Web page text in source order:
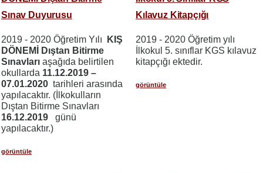
Sınav Duyurusu
2019 - 2020 Öğretim Yılı
KIŞ
DÖNEMİ Dıştan Bitirme
Sınavları aşağıda belirtilen
okullarda 11.12.2019 –
07.01.2020 tarihleri arasında
yapılacaktır. (İlkokulların
Dıştan Bitirme Sınavları
16.12.2019 günü
yapılacaktır.)
görüntüle
Kılavuz Kitapçığı
2019 - 2020 Öğretim yılı
İlkokul 5. sınıflar KGS kılavuz
kitapçığı ektedir.
görüntüle